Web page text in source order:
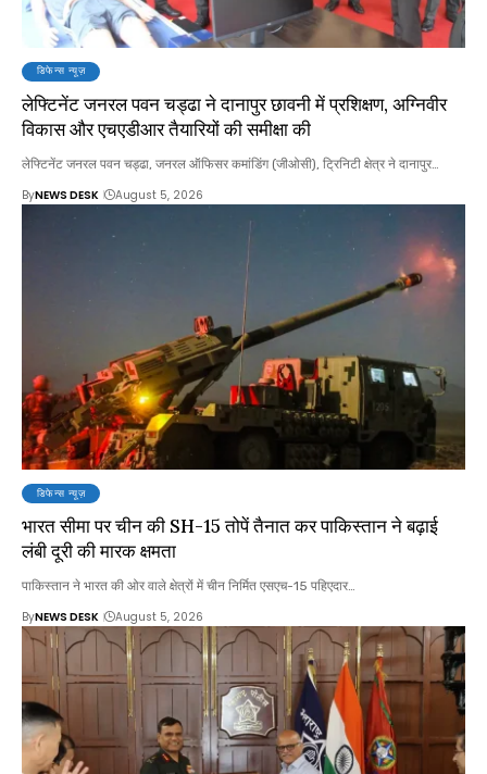
डिफेन्स न्यूज़
लेफ्टिनेंट जनरल पवन चड्ढा ने दानापुर छावनी में प्रशिक्षण, अग्निवीर
विकास और एचएडीआर तैयारियों की समीक्षा की
लेफ्टिनेंट जनरल पवन चड्ढा, जनरल ऑफिसर कमांडिंग (जीओसी), ट्रिनिटी क्षेत्र ने दानापुर…
ByNEWS DESK August 5, 2026
डिफेन्स न्यूज़
भारत सीमा पर चीन की SH-15 तोपें तैनात कर पाकिस्तान ने बढ़ाई
लंबी दूरी की मारक क्षमता
पाकिस्तान ने भारत की ओर वाले क्षेत्रों में चीन निर्मित एसएच-15 पहिएदार…
ByNEWS DESK August 5, 2026